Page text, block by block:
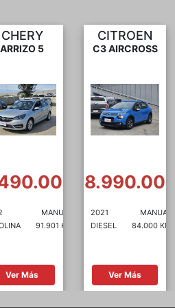
CITROEN
AIRCROSS
MANUAL
84.000 KM
Ver Más
JETOUR
X70
2024
GASOLINA
85.000
Ver Más